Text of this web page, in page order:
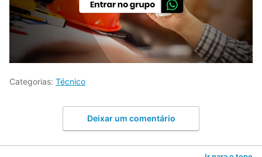
Categorias: Técnico
Deixar um comentário